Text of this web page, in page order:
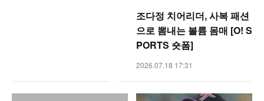
조다정 치어리더, 사복 패션
으로 뽐내는 볼륨 몸매 [O! S
PORTS 숏폼]
2026.07.18 17:31